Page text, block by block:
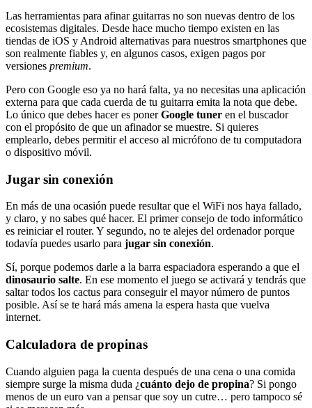
Las herramientas para afinar guitarras no son nuevas dentro de los
ecosistemas digitales. Desde hace mucho tiempo existen en las
tiendas de iOS y Android alternativas para nuestros smartphones que
son realmente fiables y, en algunos casos, exigen pagos por
versiones premium.
Pero con Google eso ya no hará falta, ya no necesitas una aplicación
externa para que cada cuerda de tu guitarra emita la nota que debe.
Lo único que debes hacer es ponerGoogle tuner en el buscador
con el propósito de que un afinador se muestre. Si quieres
emplearlo, debes permitir el acceso al micrófono de tu computadora
o dispositivo móvil.
Jugar sin conexión
En más de una ocasión puede resultar que el WiFi nos haya fallado,
y claro, y no sabes qué hacer. El primer consejo de todo informático
es reiniciar el router. Y segundo, no te alejes del ordenador porque
todavía puedes usarlo para jugar sin conexión.
Sí, porque podemos darle a la barra espaciadora esperando a que el
dinosaurio salte. En ese momento el juego se activará y tendrás que
saltar todos los cactus para conseguir el mayor número de puntos
posible. Así se te hará más amena la espera hasta que vuelva
internet.
Calculadora de propinas
Cuando alguien paga la cuenta después de una cena o una comida
siempre surge la misma duda ¿cuánto dejo de propina? Si pongo
menos de un euro van a pensar que soy un cutre… pero tampoco sé